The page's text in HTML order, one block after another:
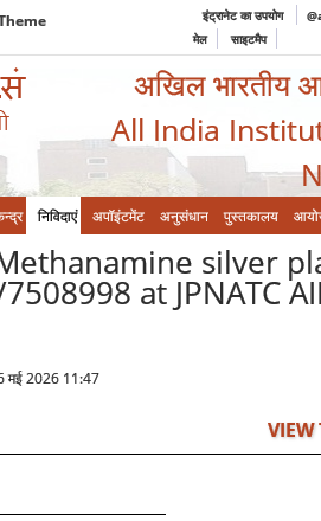
इंट्रानेट का उपयोग
मेल
साइटमैप
अखिल भारतीय
All India
निविदाएं अपॉइंटमेंट अनुसंधान पुस्तकालय
silver
at JPNATC
मई 2026 11:47
VIEW